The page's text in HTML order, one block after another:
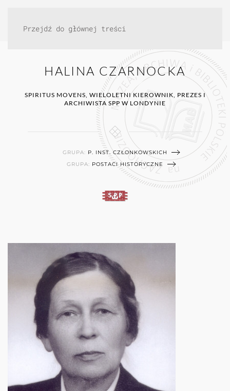
Przejdź do głównej treści
HALINA CZARNOCKA
SPIRITUS MOVENS, WIELOLETNI KIEROWNIK, PREZES I
ARCHIWISTA SPP W LONDYNIE
GRUPA: P. INST. CZŁONKOWSKICH
GRUPA: POSTACI HISTORYCZNE